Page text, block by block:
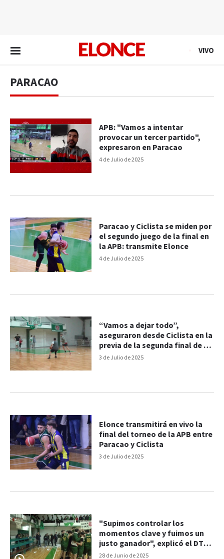
VIVO
PARACAO
4 de Julio de 2025
APB: "Vamos a intentar
provocar un tercer partido",
expresaron en Paracao
4 de Julio de 2025
Paracao y Ciclista se miden por
el segundo juego de la final en
la APB: transmite Elonce
3 de Julio de 2025
“Vamos a dejar todo”,
aseguraron desde Ciclista en la
previa de la segunda final de la
APB
3 de Julio de 2025
Elonce transmitirá en vivo la
final del torneo de la APB entre
Paracao y Ciclista
28 de Junio de 2025
"Supimos controlar los
momentos clave y fuimos un
justo ganador", explicó el DT
de Ciclista